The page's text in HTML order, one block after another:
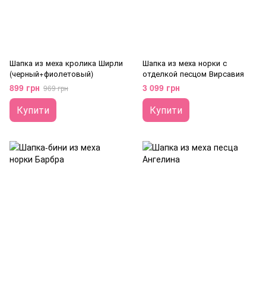
Шапка из меха кролика Ширли
(черный+фиолетовый)
899 грн 969 грн
Купити
Шапка из меха норки с
отделкой песцом Вирсавия
3 099 грн
Купити